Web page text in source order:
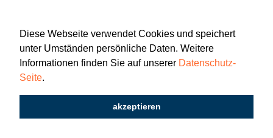
Diese Webseite verwendet Cookies und speichert
unter Umständen persönliche Daten. Weitere
Informationen finden Sie auf unserer Datenschutz-
Seite.
akzeptieren
Newsletter Impressum
Datenschutz
2026 © Katholisch St. Gallen